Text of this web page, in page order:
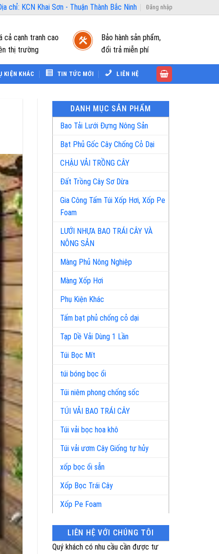
chỉ: KCN Khai Sơn - Thuận Thành Bắc Ninh Đăng nhập
cả cạnh tranh cao
thị trường
Bảo hành sản phẩm,
đổi trả miễn phí
KIỆN KHÁC TIN TỨC MỚI LIÊN HỆ
DANH MỤC SẢN PHẨM
Bao Tải Lưới Đựng Nông Sản
Bạt Phủ Gốc Cây Chống Cỏ Dại
CHẬU VẢI TRỒNG CÂY
Đất Trồng Cây Sơ Dừa
Gia Công Tấm Túi Xốp Hơi, Xốp Pe
Foam
LƯỚI NHỰA BAO TRÁI CÂY VÀ
NÔNG SẢN
Màng Phủ Nông Nghiệp
Màng Xốp Hơi
Phụ Kiện Khác
Tấm bạt phủ chống cỏ dại
Tạp Dề Vải Dùng 1 Lần
Túi Bọc Mít
túi bóng bọc ổi
Túi niêm phong chống sốc
TÚI VẢI BAO TRÁI CÂY
Túi vải bọc hoa khô
Túi vải ươm Cây Giống tự hủy
xốp bọc ổi sẵn
Xốp Bọc Trái Cây
Xốp Pe Foam
LIÊN HỆ VỚI CHÚNG TÔI
Quý khách có nhu cầu cần được tư